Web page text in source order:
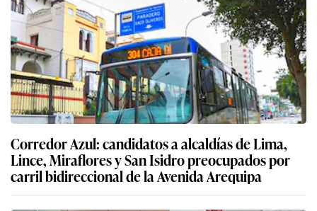
Corredor Azul: candidatos a alcaldías de Lima,
Lince, Miraflores y San Isidro preocupados por
carril bidireccional de la Avenida Arequipa